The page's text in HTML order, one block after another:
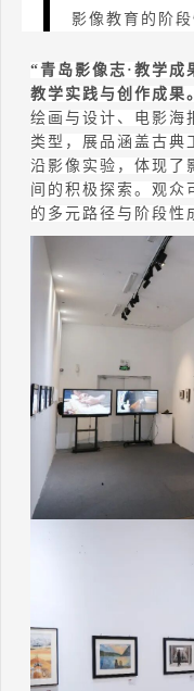
影像教育的阶
“青岛影像志 · 教学成
教学实践与创作成果
绘画与设计、电影海
类型，展品涵盖古典
沿影像实验，体现了
间的积极探索。观众
的多元路径与阶段性